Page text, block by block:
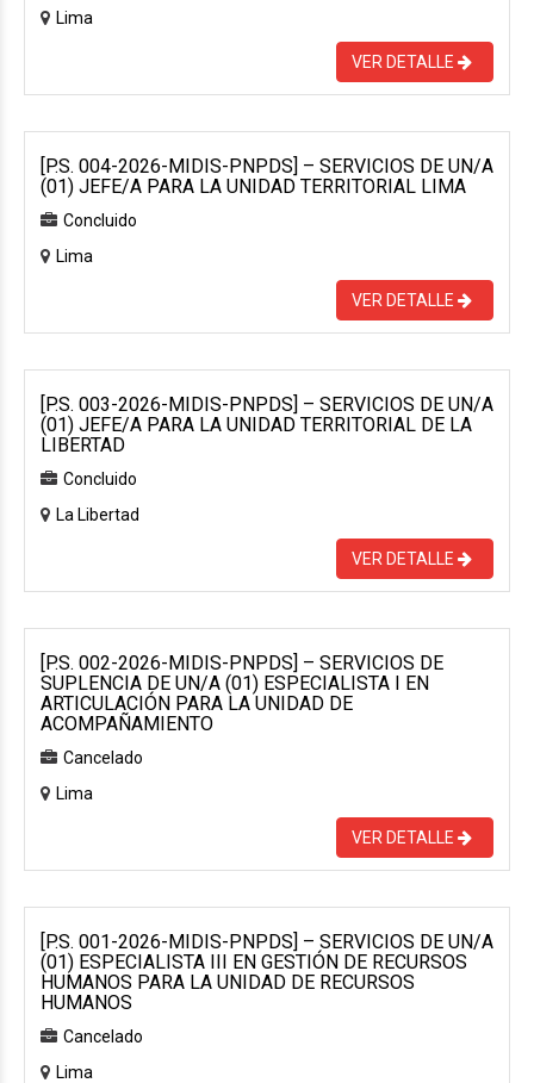
Lima
VER DETALLE
[P.S. 004-2026-MIDIS-PNPDS] – SERVICIOS DE UN/A
(01) JEFE/A PARA LA UNIDAD TERRITORIAL LIMA
Concluido
Lima
VER DETALLE
[P.S. 003-2026-MIDIS-PNPDS] – SERVICIOS DE UN/A
(01) JEFE/A PARA LA UNIDAD TERRITORIAL DE LA
LIBERTAD
Concluido
La Libertad
VER DETALLE
[P.S. 002-2026-MIDIS-PNPDS] – SERVICIOS DE
SUPLENCIA DE UN/A (01) ESPECIALISTA I EN
ARTICULACIÓN PARA LA UNIDAD DE
ACOMPAÑAMIENTO
Cancelado
Lima
VER DETALLE
[P.S. 001-2026-MIDIS-PNPDS] – SERVICIOS DE UN/A
(01) ESPECIALISTA III EN GESTIÓN DE RECURSOS
HUMANOS PARA LA UNIDAD DE RECURSOS
HUMANOS
Cancelado
Lima